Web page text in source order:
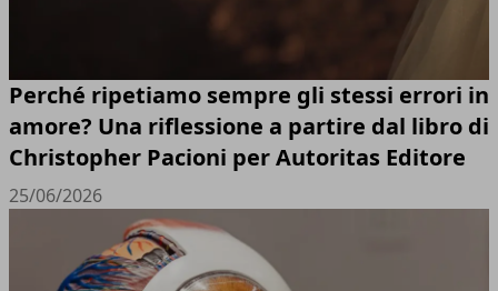
Perché ripetiamo sempre gli stessi errori in
amore? Una riflessione a partire dal libro di
Christopher Pacioni per Autoritas Editore
25/06/2026